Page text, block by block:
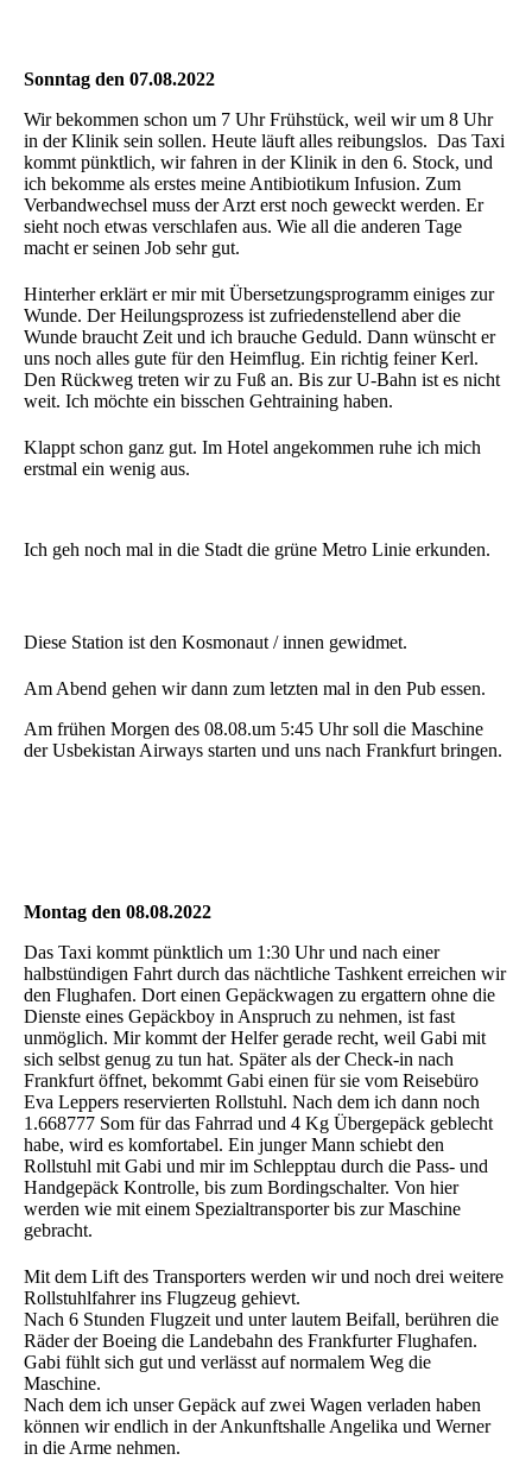
Sonntag den 07.08.2022
Wir bekommen schon um 7 Uhr Frühstück, weil wir um 8 Uhr
in der Klinik sein sollen. Heute läuft alles reibungslos. Das Taxi
kommt pünktlich, wir fahren in der Klinik in den 6. Stock, und
ich bekomme als erstes meine Antibiotikum Infusion. Zum
Verbandwechsel muss der Arzt erst noch geweckt werden. Er
sieht noch etwas verschlafen aus. Wie all die anderen Tage
macht er seinen Job sehr gut.
Hinterher erklärt er mir mit Übersetzungsprogramm einiges zur
Wunde. Der Heilungsprozess ist zufriedenstellend aber die
Wunde braucht Zeit und ich brauche Geduld. Dann wünscht er
uns noch alles gute für den Heimflug. Ein richtig feiner Kerl.
Den Rückweg treten wir zu Fuß an. Bis zur U-Bahn ist es nicht
weit. Ich möchte ein bisschen Gehtraining haben.
Klappt schon ganz gut. Im Hotel angekommen ruhe ich mich
erstmal ein wenig aus.
Ich geh noch mal in die Stadt die grüne Metro Linie erkunden.
Diese Station ist den Kosmonaut / innen gewidmet.
Am Abend gehen wir dann zum letzten mal in den Pub essen.
Am frühen Morgen des 08.08.um 5:45 Uhr soll die Maschine
der Usbekistan Airways starten und uns nach Frankfurt bringen.
Montag den 08.08.2022
Das Taxi kommt pünktlich um 1:30 Uhr und nach einer
halbstündigen Fahrt durch das nächtliche Tashkent erreichen wir
den Flughafen. Dort einen Gepäckwagen zu ergattern ohne die
Dienste eines Gepäckboy in Anspruch zu nehmen, ist fast
unmöglich. Mir kommt der Helfer gerade recht, weil Gabi mit
sich selbst genug zu tun hat. Später als der Check-in nach
Frankfurt öffnet, bekommt Gabi einen für sie vom Reisebüro
Eva Leppers reservierten Rollstuhl. Nach dem ich dann noch
1.668777 Som für das Fahrrad und 4 Kg Übergepäck geblecht
habe, wird es komfortabel. Ein junger Mann schiebt den
Rollstuhl mit Gabi und mir im Schlepptau durch die Pass- und
Handgepäck Kontrolle, bis zum Bordingschalter. Von hier
werden wie mit einem Spezialtransporter bis zur Maschine
gebracht.
Mit dem Lift des Transporters werden wir und noch drei weitere
Rollstuhlfahrer ins Flugzeug gehievt.
Nach 6 Stunden Flugzeit und unter lautem Beifall, berühren die
Räder der Boeing die Landebahn des Frankfurter Flughafen.
Gabi fühlt sich gut und verlässt auf normalem Weg die
Maschine.
Nach dem ich unser Gepäck auf zwei Wagen verladen haben
können wir endlich in der Ankunftshalle Angelika und Werner
in die Arme nehmen.